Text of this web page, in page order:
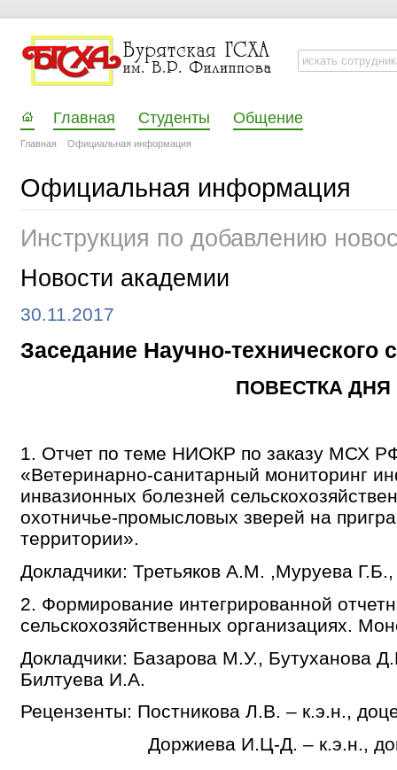
Главная Студенты Общение
Главная Официальная информация
Официальная информация
Инструкция по добавлению
Новости академии
30.11.2017
Заседание Научно-технического
ПОВЕСТКА ДНЯ
1. Отчет по теме НИОКР по заказу МСХ
«Ветеринарно-санитарный мониторинг
инвазионных болезней
охотничье-промысловых зверей на
территории».
Докладчики: Третьяков А.М. ,Муруева
2. Формирование интегрированной
сельскохозяйственных организациях.
Докладчики: Базарова М.У., Бутуханова
Билтуева И.А.
Рецензенты: Постникова Л.В. – к.э.н.,
Доржиева И.Ц-Д. – к.э.н.,